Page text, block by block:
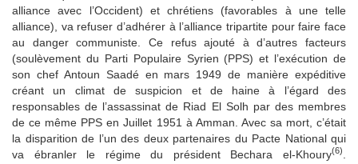
alliance avec l’Occident) et chrétiens (favorables à une telle
alliance), va refuser d’adhérer à l’alliance tripartite pour faire face
au danger communiste. Ce refus ajouté à d’autres facteurs
(soulèvement du Parti Populaire Syrien (PPS) et l’exécution de
son chef Antoun Saadé en mars 1949 de manière expéditive
créant un climat de suspicion et de haine à l’égard des
responsables de l’assassinat de Riad El Solh par des membres
de ce même PPS en Juillet 1951 à Amman. Avec sa mort, c’était
la disparition de l’un des deux partenaires du Pacte National qui
va ébranler le régime du président Bechara el-Khoury(6)